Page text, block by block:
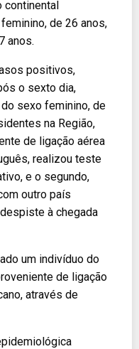
continental
de 26 anos,
anos.
positivos,
o sexto dia,
sexo feminino, de
na Região,
de ligação aérea
realizou teste
e o segundo,
outro país
à chegada
um indivíduo do
de ligação
através de